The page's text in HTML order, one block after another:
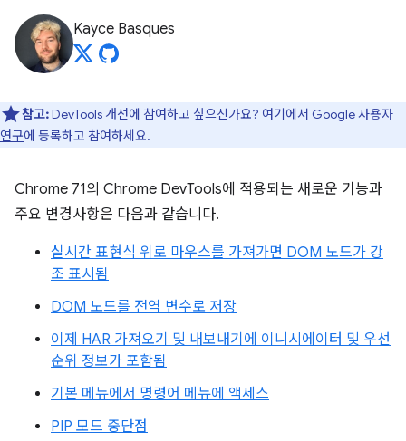
Kayce Basques
참고:DevTools 개선에 참여하고 싶으신가요? 여기에서 Google 사용자
연구에 등록하고 참여하세요.
Chrome 71의 Chrome DevTools에 적용되는 새로운 기능과
주요 변경사항은 다음과 같습니다.
실시간 표현식 위로 마우스를 가져가면 DOM 노드가 강
조 표시됨
DOM 노드를 전역 변수로 저장
이제 HAR 가져오기 및 내보내기에 이니시에이터 및 우선
순위 정보가 포함됨
기본 메뉴에서 명령어 메뉴에 액세스
PIP 모드 중단점